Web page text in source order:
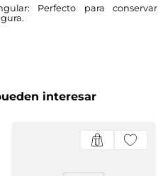
Perfecto para conservar
interesar